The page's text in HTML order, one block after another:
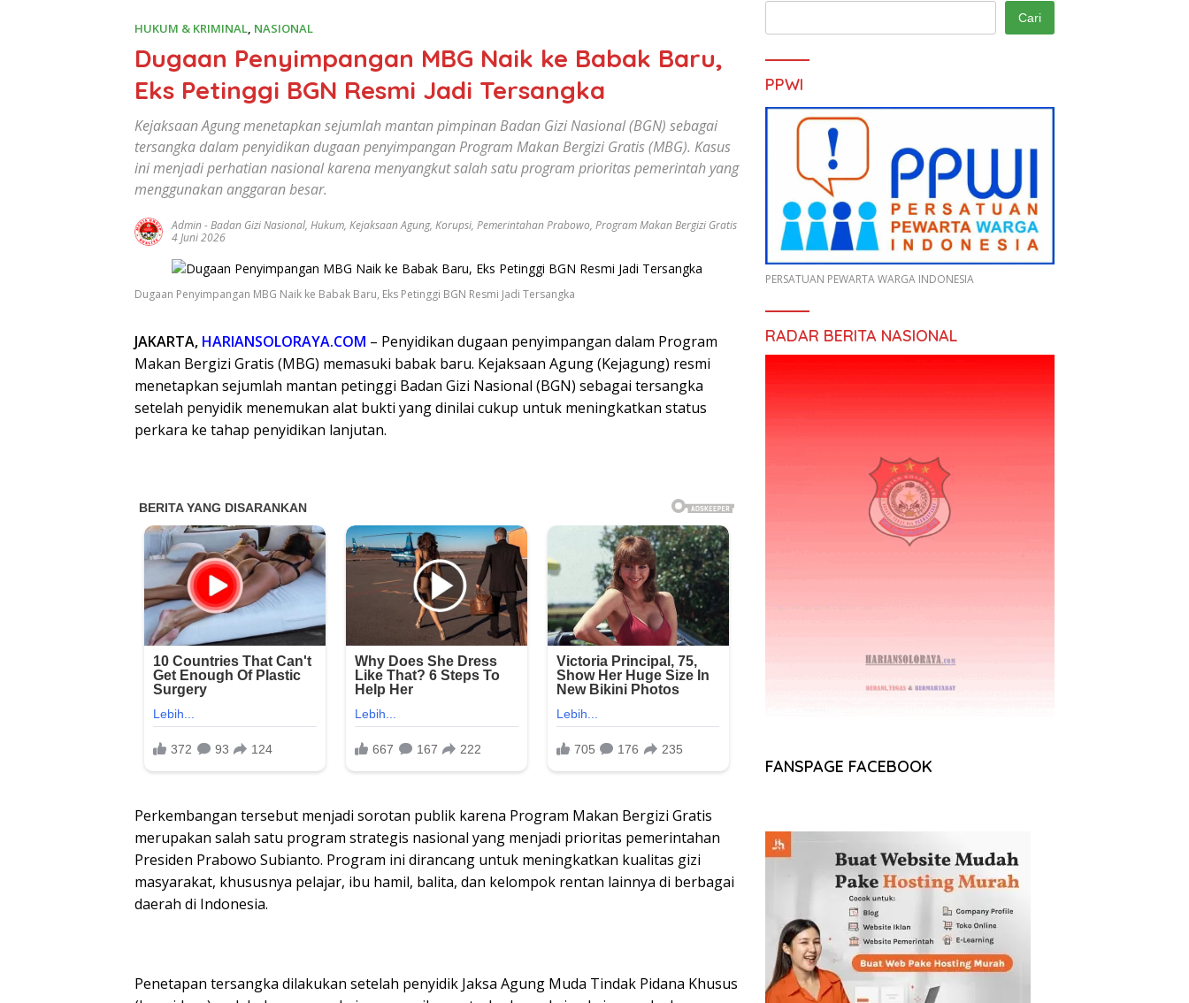
HUKUM & KRIMINAL, NASIONAL
Dugaan Penyimpangan MBG Naik ke Babak Baru,
Eks Petinggi BGN Resmi Jadi Tersangka
Kejaksaan Agung menetapkan sejumlah mantan pimpinan Badan Gizi Nasional (BGN) sebagai
tersangka dalam penyidikan dugaan penyimpangan Program Makan Bergizi Gratis (MBG). Kasus
ini menjadi perhatian nasional karena menyangkut salah satu program prioritas pemerintah yang
menggunakan anggaran besar.
Admin-Badan Gizi Nasional, Hukum, Kejaksaan Agung, Korupsi, Pemerintahan Prabowo, Program Makan Bergizi Gratis
4 Juni 2026
Dugaan Penyimpangan MBG Naik ke Babak Baru, Eks Petinggi BGN Resmi Jadi Tersangka
JAKARTA, HARIANSOLORAYA.COM – Penyidikan dugaan penyimpangan dalam Program
Makan Bergizi Gratis (MBG) memasuki babak baru. Kejaksaan Agung (Kejagung) resmi
menetapkan sejumlah mantan petinggi Badan Gizi Nasional (BGN) sebagai tersangka
setelah penyidik menemukan alat bukti yang dinilai cukup untuk meningkatkan status
perkara ke tahap penyidikan lanjutan.
Perkembangan tersebut menjadi sorotan publik karena Program Makan Bergizi Gratis
merupakan salah satu program strategis nasional yang menjadi prioritas pemerintahan
Presiden Prabowo Subianto. Program ini dirancang untuk meningkatkan kualitas gizi
masyarakat, khususnya pelajar, ibu hamil, balita, dan kelompok rentan lainnya di berbagai
daerah di Indonesia.
Penetapan tersangka dilakukan setelah penyidik Jaksa Agung Muda Tindak Pidana Khusus
Cari
PPWI
PERSATUAN PEWARTA WARGA INDONESIA
RADAR BERITA NASIONAL
FANSPAGE FACEBOOK